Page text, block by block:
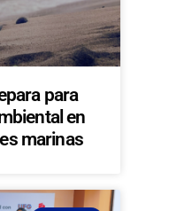
para
en
marinas